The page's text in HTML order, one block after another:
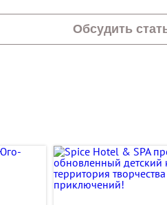
Обсудить